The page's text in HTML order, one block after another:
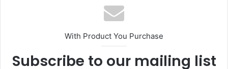
With Product You Purchase
Subscribe to our mailing list